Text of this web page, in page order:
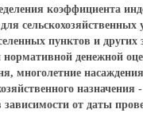
коэффициента
пунктов и других
денежной
многолетние
от даты